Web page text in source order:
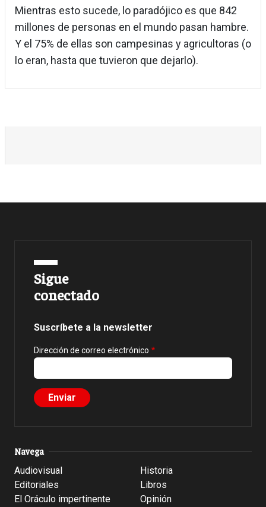
Mientras esto sucede, lo paradójico es que 842
millones de personas en el mundo pasan hambre.
Y el 75% de ellas son campesinas y agricultoras (o
lo eran, hasta que tuvieron que dejarlo).
Sigue
conectado
Suscríbete a la newsletter
Dirección de correo electrónico
Navega
Audiovisual
Editoriales
El Oráculo impertinente
Historia
Libros
Opinión